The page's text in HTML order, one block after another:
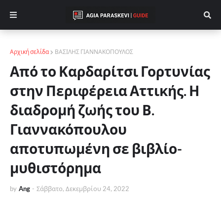
Αρχική σελίδα ΒΑΣΙΛΗΣ ΓΙΑΝΝΑΚΟΠΟΥΛΟΣ
Από το Καρδαρίτσι Γορτυνίας
στην Περιφέρεια Αττικής. Η
διαδρομή ζωής του Β.
Γιαννακόπουλου
αποτυπωμένη σε βιβλίο-
μυθιστόρημα
by Ang - Σάββατο, Δεκεμβρίου 24, 2022